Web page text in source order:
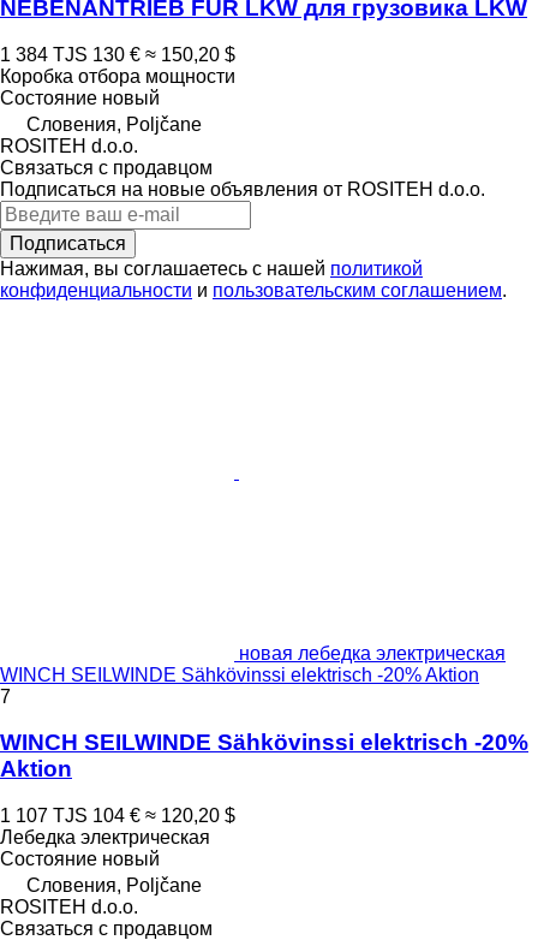
NEBENANTRIEB FÜR LKW для грузовика LKW
1 384 TJS 130 € ≈ 150,20 $
Коробка отбора мощности
Состояние новый
Словения, Poljčane
ROSITEH d.o.o.
Связаться с продавцом
Подписаться на новые объявления от ROSITEH d.o.o.
Подписаться
Нажимая, вы соглашаетесь с нашей политикой
конфиденциальности и пользовательским соглашением.
новая лебедка электрическая
WINCH SEILWINDE Sähkövinssi elektrisch -20% Aktion
7
WINCH SEILWINDE Sähkövinssi elektrisch -20%
Aktion
1 107 TJS 104 € ≈ 120,20 $
Лебедка электрическая
Состояние новый
Словения, Poljčane
ROSITEH d.o.o.
Связаться с продавцом